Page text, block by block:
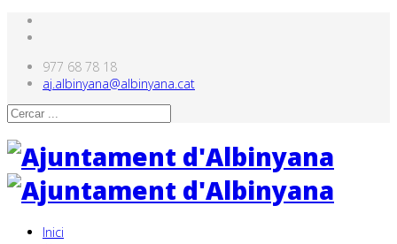
977 68 78 18
aj.albinyana@albinyana.cat
Inici